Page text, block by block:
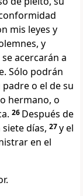
mis leyes y
y
se acercarán a
Sólo podrán
o el de su
hermano, o
26 Después de
días, 27y el
en el